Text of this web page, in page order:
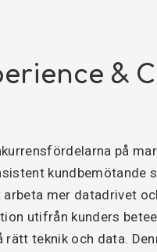
&
på
kundbemötande
mer datadrivet
utifrån kunders
teknik och data.